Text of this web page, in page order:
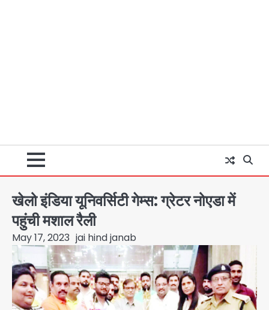
खेलो इंडिया यूनिवर्सिटी गेम्स: ग्रेटर नोएडा में
पहुंची मशाल रैली
May 17, 2023 jai hind janab